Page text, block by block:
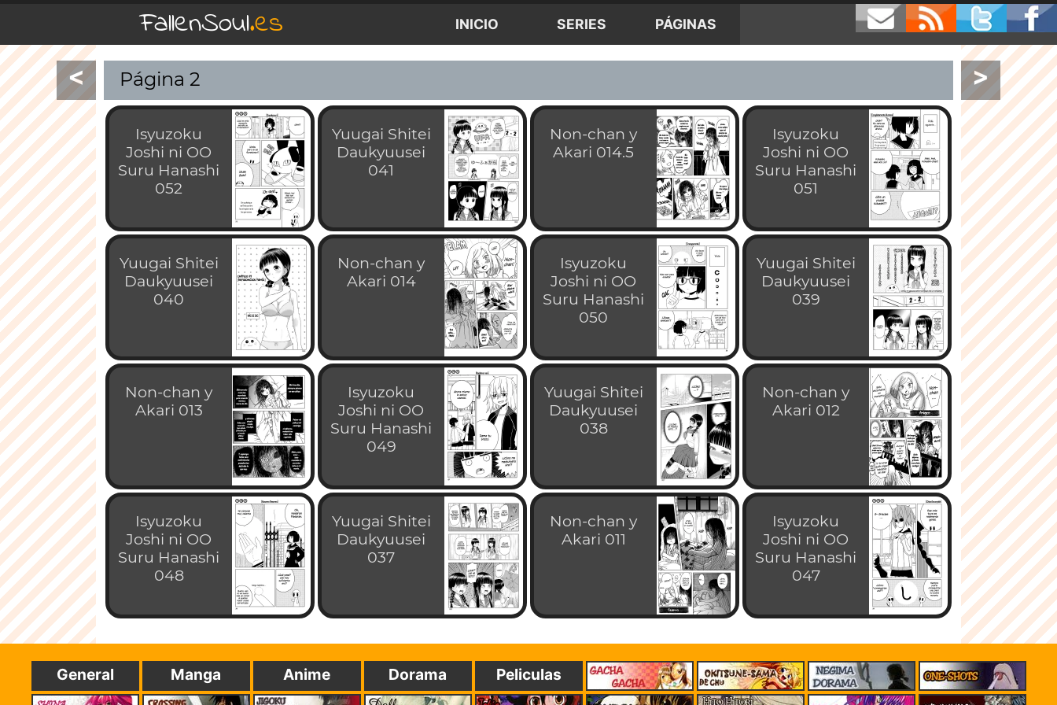
FallenSoul.es INICIO SERIES PÁGINAS
< >
Página 2
Isyuzoku
Joshi ni OO
Suru Hanashi
052
Yuugai Shitei
Daukyuusei
041
Non-chan y
Akari 014.5
Isyuzoku
Joshi ni OO
Suru Hanashi
051
Yuugai Shitei
Daukyuusei
040
Non-chan y
Akari 014
Isyuzoku
Joshi ni OO
Suru Hanashi
050
Yuugai Shitei
Daukyuusei
039
Non-chan y
Akari 013
Isyuzoku
Joshi ni OO
Suru Hanashi
049
Yuugai Shitei
Daukyuusei
038
Non-chan y
Akari 012
Isyuzoku
Joshi ni OO
Suru Hanashi
048
Yuugai Shitei
Daukyuusei
037
Non-chan y
Akari 011
Isyuzoku
Joshi ni OO
Suru Hanashi
047
General Manga Anime Dorama Peliculas